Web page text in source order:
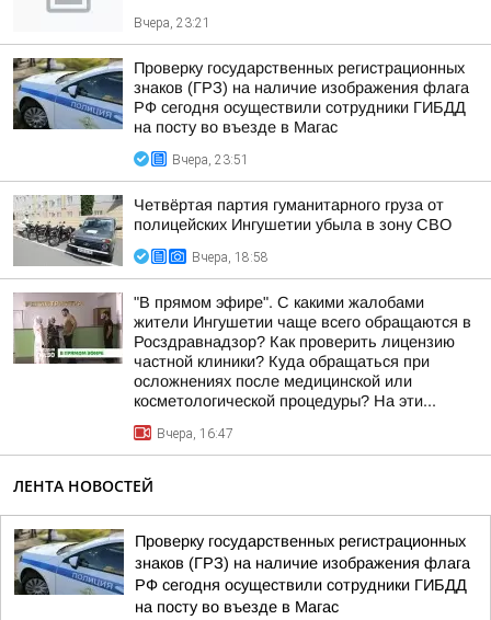
Вчера, 23:21
Проверку государственных регистрационных
знаков (ГРЗ) на наличие изображения флага
РФ сегодня осуществили сотрудники ГИБДД
на посту во въезде в Магас
Вчера, 23:51
Четвёртая партия гуманитарного груза от
полицейских Ингушетии убыла в зону СВО
Вчера, 18:58
"В прямом эфире". С какими жалобами
жители Ингушетии чаще всего обращаются в
Росздравнадзор? Как проверить лицензию
частной клиники? Куда обращаться при
осложнениях после медицинской или
косметологической процедуры? На эти...
Вчера, 16:47
ЛЕНТА НОВОСТЕЙ
Проверку государственных регистрационных
знаков (ГРЗ) на наличие изображения флага
РФ сегодня осуществили сотрудники ГИБДД
на посту во въезде в Магас